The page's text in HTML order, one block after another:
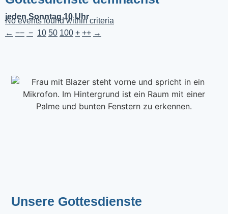
jeden Sonntag 10 Uhr
No events found within criteria
← −− − 10 50 100 + ++ →
Unsere Gottesdienste